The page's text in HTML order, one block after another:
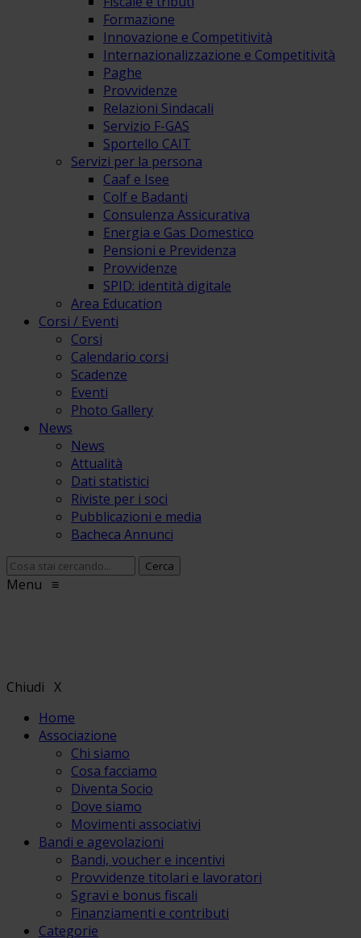
Formazione
Innovazione e Competitività
Internazionalizzazione e Competitività
Paghe
Provvidenze
Relazioni Sindacali
Servizio F-GAS
Sportello CAIT
Servizi per la persona
Caaf e Isee
Colf e Badanti
Consulenza Assicurativa
Energia e Gas Domestico
Pensioni e Previdenza
Provvidenze
SPID: identità digitale
Area Education
Corsi / Eventi
Corsi
Calendario corsi
Scadenze
Eventi
Photo Gallery
News
News
Attualità
Dati statistici
Riviste per i soci
Pubblicazioni e media
Bacheca Annunci
Menu ≡
Chiudi X
Home
Associazione
Chi siamo
Cosa facciamo
Diventa Socio
Dove siamo
Movimenti associativi
Bandi e agevolazioni
Bandi, voucher e incentivi
Provvidenze titolari e lavoratori
Sgravi e bonus fiscali
Finanziamenti e contributi
Categorie